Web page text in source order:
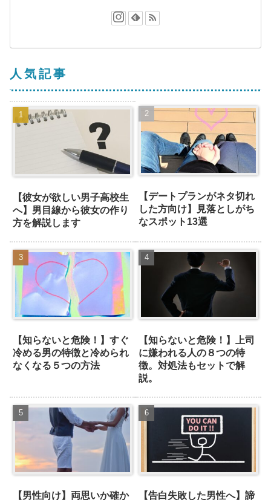
人気記事
【彼女が欲しい男子高校生
へ】男目線から彼女の作り
方を解説します
【デートプランがネタ切れ
した方向け】見落としがち
なスポット13選
【知らないと危険！】すぐ
冷める男の特徴と冷められ
なくなる５つの方法
【知らないと危険！】上司
に嫌われる人の８つの特
徴。対処法もセットで解
説。
【男性向け】両思いか確か
【告白失敗した男性へ】諦